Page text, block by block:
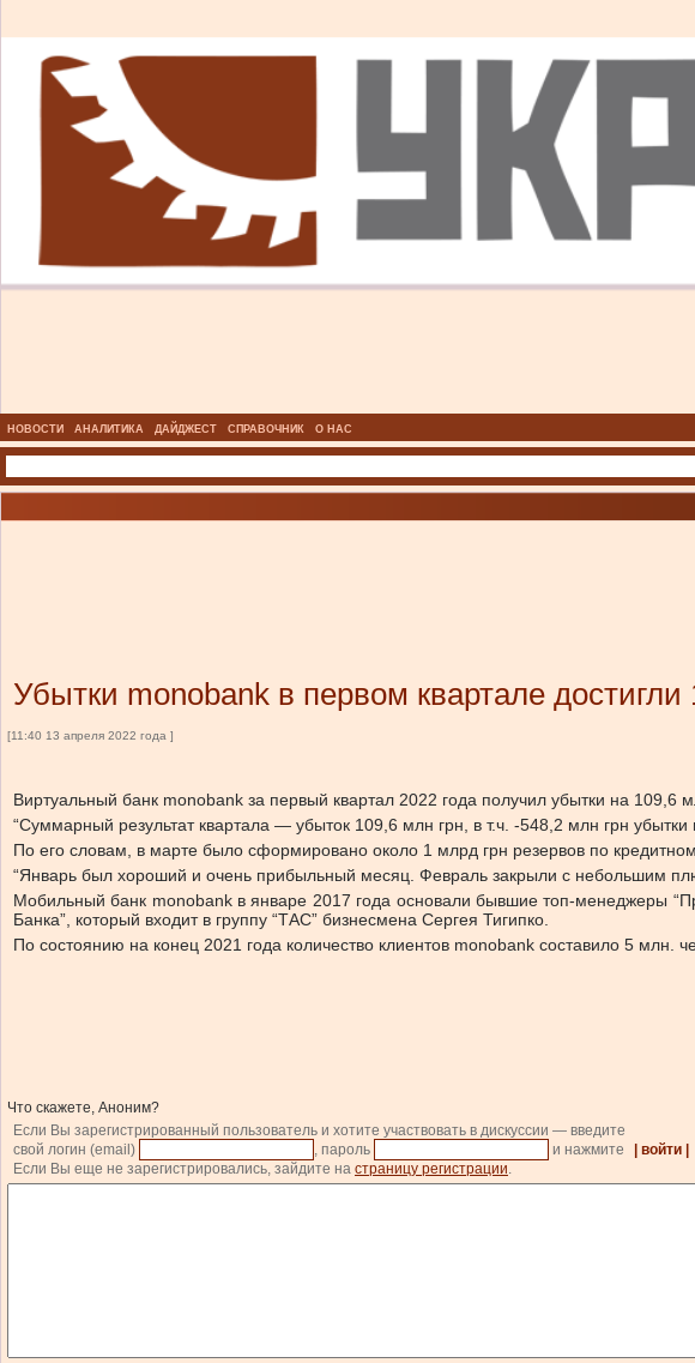
НОВОСТИ АНАЛИТИКА ДАЙДЖЕСТ СПРАВОЧНИК О НАС
Убытки monobank в первом квартале достигли
[11:40 13 апреля 2022 года ]
Виртуальный банк monobank за первый квартал 2022 года получил убытки на 109,6
“Суммарный результат квартала — убыток 109,6 млн грн, в т.ч. -548,2 млн грн
По его словам, в марте было сформировано около 1 млрд грн резервов по
“Январь был хороший и очень прибыльный месяц. Февраль закрыли с небольшим
Мобильный банк monobank в январе 2017 года основали бывшие топ-менеджеры
Банка”, который входит в группу “ТАС” бизнесмена Сергея Тигипко.
По состоянию на конец 2021 года количество клиентов monobank составило 5 млн.
Что скажете, Аноним?
Если Вы зарегистрированный пользователь и хотите участвовать в дискуссии — введите
свой логин (email)
, пароль и нажмите | войти |
Если Вы еще не зарегистрировались, зайдите на страницу регистрации.